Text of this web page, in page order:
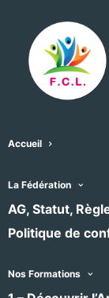
Accueil
La Fédération
AG, Statut,
Politique de
Nos Formations
« Tous les